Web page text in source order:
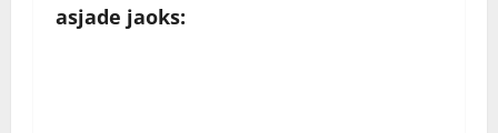
asjade jaoks: